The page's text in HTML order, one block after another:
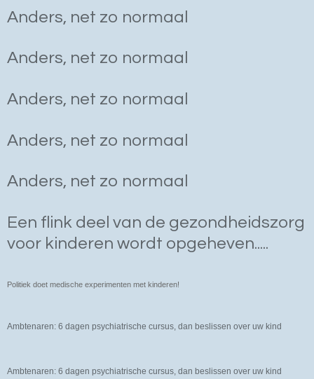
Anders, net zo normaal
Anders, net zo normaal
Anders, net zo normaal
Anders, net zo normaal
Anders, net zo normaal
Een flink deel van de gezondheidszorg
voor kinderen wordt opgeheven.....
Politiek doet medische experimenten met kinderen!
Ambtenaren: 6 dagen psychiatrische cursus, dan beslissen over uw kind
Ambtenaren: 6 dagen psychiatrische cursus, dan beslissen over uw kind